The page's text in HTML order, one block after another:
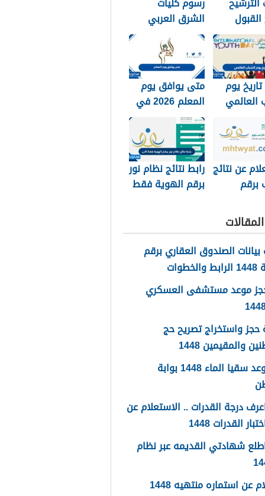
القبول
الملك خالد
الشرق العربي
1448 وكيفية
تسديد الرسوم
يوم
العالمي
متى يوافق يوم
المعلم 2026 في
جميع الدول
العربية
عن نتائج
برقم
رابط نتائج نظام نور
برقم الهوية فقط
الصندوق العقاري برقم
موعد مستشفى العسكري
حجز واستخراج تصريح حج
والمقيمين 1448
حجز موعد سقيا الماء 1448 بوابة
درجة القدرات .. الاستعلام عن
القدرات 1448
شهادتي القديمه عبر نظام
استعلام عن استماره منتهيه 1448